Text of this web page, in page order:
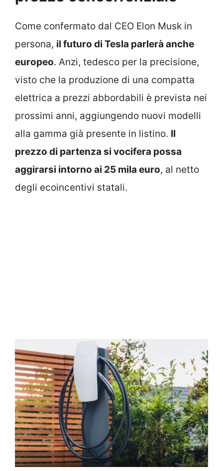
Come confermato dal CEO Elon Musk in
persona, il futuro di Tesla parlerà anche
europeo. Anzi, tedesco per la precisione,
visto che la produzione di una compatta
elettrica a prezzi abbordabili è prevista nei
prossimi anni, aggiungendo nuovi modelli
alla gamma già presente in listino. Il
prezzo di partenza si vocifera possa
aggirarsi intorno ai 25 mila euro, al netto
degli ecoincentivi statali.